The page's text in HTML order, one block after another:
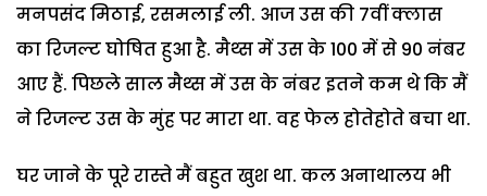
मनपसंद मिठाई, रसमलाई ली. आज उस की 7वीं क्लास
का रिजल्ट घोषित हुआ है. मैथ्स में उस के 100 में से 90 नंबर
आए हैं. पिछले साल मैथ्स में उस के नंबर इतने कम थे कि मैं
ने रिजल्ट उस के मुंह पर मारा था. वह फेल होतेहोते बचा था.
घर जाने के पूरे रास्ते मैं बहुत खुश था. कल अनाथालय भी